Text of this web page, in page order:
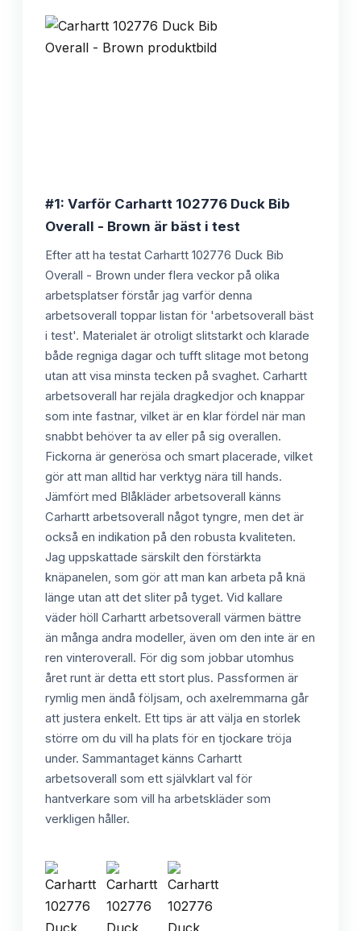
#1: Varför Carhartt 102776 Duck Bib
Overall - Brown är bäst i test
Efter att ha testat Carhartt 102776 Duck Bib
Overall - Brown under flera veckor på olika
arbetsplatser förstår jag varför denna
arbetsoverall toppar listan för 'arbetsoverall bäst
i test'. Materialet är otroligt slitstarkt och klarade
både regniga dagar och tufft slitage mot betong
utan att visa minsta tecken på svaghet. Carhartt
arbetsoverall har rejäla dragkedjor och knappar
som inte fastnar, vilket är en klar fördel när man
snabbt behöver ta av eller på sig overallen.
Fickorna är generösa och smart placerade, vilket
gör att man alltid har verktyg nära till hands.
Jämfört med Blåkläder arbetsoverall känns
Carhartt arbetsoverall något tyngre, men det är
också en indikation på den robusta kvaliteten.
Jag uppskattade särskilt den förstärkta
knäpanelen, som gör att man kan arbeta på knä
länge utan att det sliter på tyget. Vid kallare
väder höll Carhartt arbetsoverall värmen bättre
än många andra modeller, även om den inte är en
ren vinteroverall. För dig som jobbar utomhus
året runt är detta ett stort plus. Passformen är
rymlig men ändå följsam, och axelremmarna går
att justera enkelt. Ett tips är att välja en storlek
större om du vill ha plats för en tjockare tröja
under. Sammantaget känns Carhartt
arbetsoverall som ett självklart val för
hantverkare som vill ha arbetskläder som
verkligen håller.